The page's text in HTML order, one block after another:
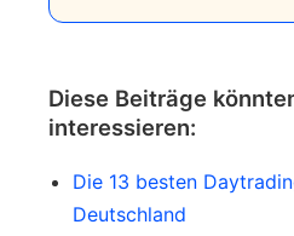
Bedürfnissen ab.
verbringen und
das tatsächliche
Nein, die Qualität
von Mitgliedern mit
Erfahrungsniveau
kritisch zu sein und
glauben, was dort
Diese Beiträge
interessieren:
Die 13 besten
Deutschland